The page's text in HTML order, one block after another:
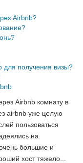
Airbnb?
для получения визы?
Airbnb комнату в
airbnb уже целую
пользоваться
на
большие и
хост тяжело...